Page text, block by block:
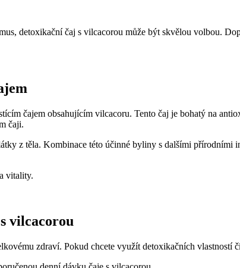
detoxikační čaj s vilcacorou může být skvělou volbou.
čajem obsahujícím vilcacoru. Tento čaj je bohatý na
čaji.
z těla. Kombinace této účinné byliny s dalšími přírodními
vitality.
vilcacorou
zdraví. Pokud chcete využít detoxikačních vlastností